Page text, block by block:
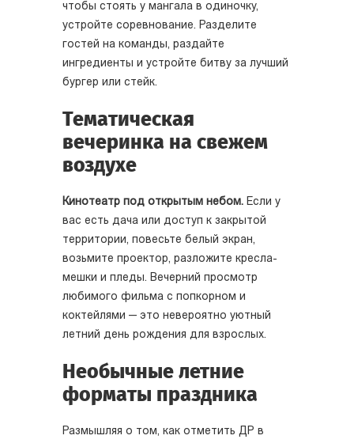
чтобы стоять у мангала в одиночку,
устройте соревнование. Разделите
гостей на команды, раздайте
ингредиенты и устройте битву за лучший
бургер или стейк.
Тематическая
вечеринка на свежем
воздухе
Кинотеатр под открытым небом. Если у
вас есть дача или доступ к закрытой
территории, повесьте белый экран,
возьмите проектор, разложите кресла-
мешки и пледы. Вечерний просмотр
любимого фильма с попкорном и
коктейлями — это невероятно уютный
летний день рождения для взрослых.
Необычные летние
форматы праздника
Размышляя о том, как отметить ДР в